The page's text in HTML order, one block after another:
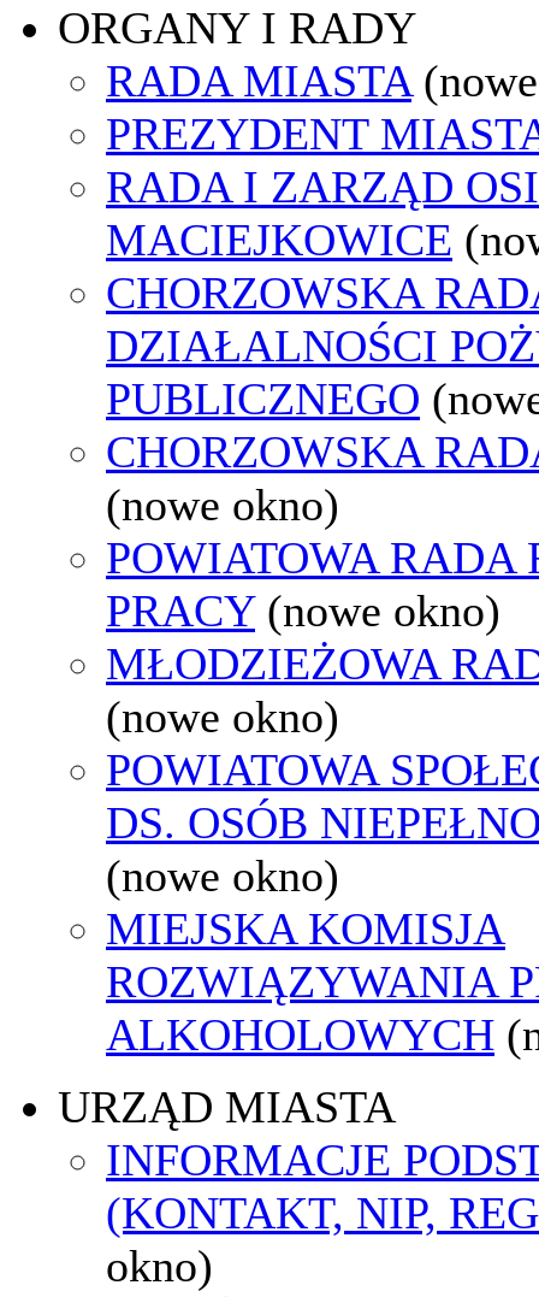
ORGANY I RADY
RADA MIASTA
PREZYDENT
RADA I ZARZĄD
MACIEJKOWICE
CHORZOWSKA
DZIAŁALNOŚCI
PUBLICZNEGO
CHORZOWSKA
(nowe okno)
POWIATOWA RADA
PRACY (nowe okno)
MŁODZIEŻOWA
(nowe okno)
POWIATOWA
DS. OSÓB
(nowe okno)
MIEJSKA KOMISJA
ROZWIĄZYWANIA
ALKOHOLOWYCH
URZĄD MIASTA
INFORMACJE
(KONTAKT, NIP,
okno)